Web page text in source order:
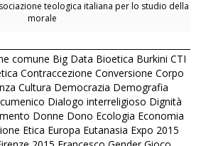
teologica italiana per lo studio della
morale
comune Big Data Bioetica Burkini CTI
Contraccezione Conversione Corpo
Cultura Democrazia Demografia
Dialogo interreligioso Dignità
Donne Dono Ecologia Economia
Etica Europa Eutanasia Expo 2015